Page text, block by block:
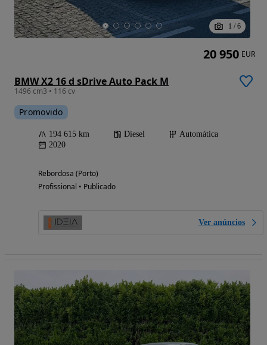
1 / 6
BMW X2 16 d sDrive Auto Pack M
1496 cm3 • 116 cv
Promovido
194 615 km Diesel
Automática
2020
Rebordosa (Porto)
Profissional • Publicado
Ver anúncios
20 950 EUR